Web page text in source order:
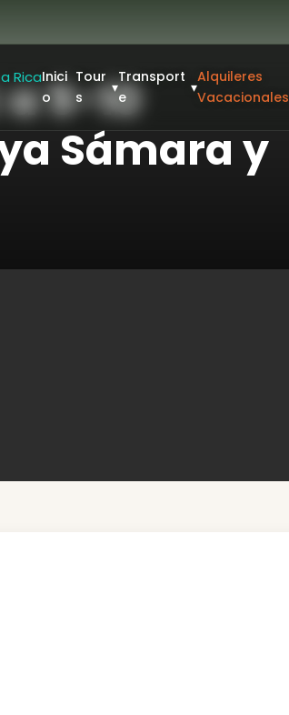
Inici
o
Tour
s
▾
Transport
e
▾
Alquileres
Vacacionales
5-10
Sámara y